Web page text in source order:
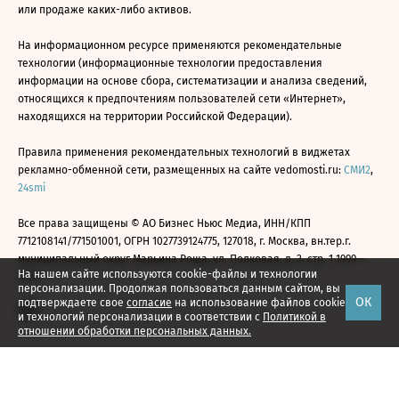
На нашем сайте используются cookie-файлы и технологии
персонализации. Продолжая пользоваться данным сайтом, вы
подтверждаете свое согласие на использование файлов cookie
и технологий персонализации в соответствии с Политикой в
отношении обработки персональных данных.
ОК
или продаже каких-либо активов.
На информационном ресурсе применяются рекомендательные
технологии (информационные технологии предоставления
информации на основе сбора, систематизации и анализа сведений,
относящихся к предпочтениям пользователей сети «Интернет»,
находящихся на территории Российской Федерации).
Правила применения рекомендательных технологий в виджетах
рекламно-обменной сети, размещенных на сайте vedomosti.ru: СМИ2,
24smi
Все права защищены © АО Бизнес Ньюс Медиа, ИНН/КПП
7712108141/771501001, ОГРН 1027739124775, 127018, г. Москва, вн.тер.г.
муниципальный округ Марьина Роща, ул. Полковая, д. 3, стр. 1 1999—
2026